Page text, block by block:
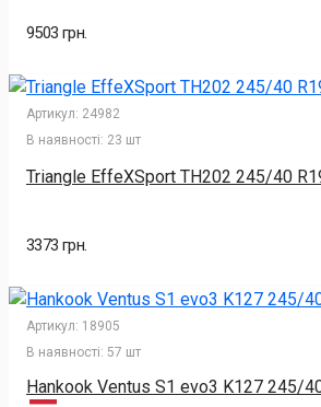
9503 грн.
Артикул: 24982
В наявності: 23 шт
Triangle EffeXSport TH202 245/40
3373 грн.
Артикул: 18905
В наявності: 57 шт
Hankook Ventus S1 evo3 K127 245/